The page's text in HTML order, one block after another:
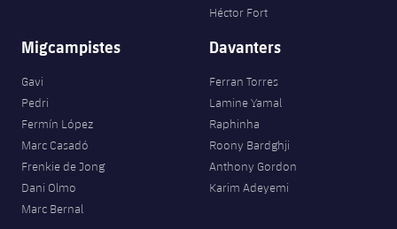
Héctor Fort
Migcampistes
Gavi
Pedri
Fermín López
Marc Casadó
Frenkie de Jong
Dani Olmo
Marc Bernal
Davanters
Ferran Torres
Lamine Yamal
Raphinha
Roony Bardghji
Anthony Gordon
Karim Adeyemi